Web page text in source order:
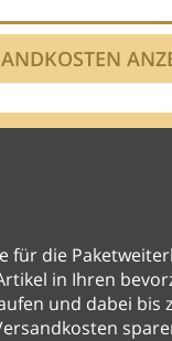
für die
in Ihren
und dabei bis